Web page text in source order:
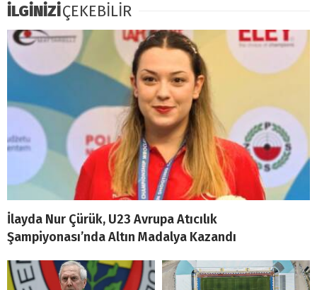
İLGİNİZİÇEKEBİLİR
İlayda Nur Çürük, U23 Avrupa Atıcılık
Şampiyonası’nda Altın Madalya Kazandı